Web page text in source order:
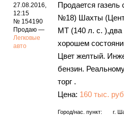
27.08.2016,
12:15
№ 154190
Продаю —
Легковые
авто
Продается
№18) Шахты
MT (140 л. с.
хорошем
Цвет желтый.
бензин.
торг .
Цена: 160 тыс.
Город/нас. пункт: г.